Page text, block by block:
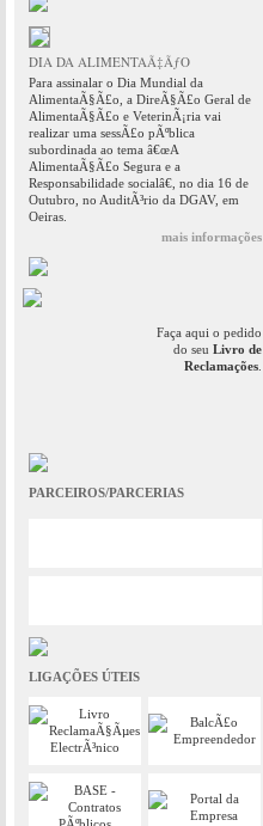
DIA DA ALIMENTAÃ‡ÃƒO
Para assinalar o Dia Mundial da
AlimentaÃ§Ã£o, a DireÃ§Ã£o Geral de
AlimentaÃ§Ã£o e VeterinÃ¡ria vai
realizar uma sessÃ£o pÃºblica
subordinada ao tema â€œA
AlimentaÃ§Ã£o Segura e a
Responsabilidade socialâ€, no dia 16 de
Outubro, no AuditÃ³rio da DGAV, em
Oeiras.
mais informações
Faça aqui o pedido
do seu Livro de
Reclamações
PARCEIROS/PARCERIAS
LIGAÇÕES ÚTEIS